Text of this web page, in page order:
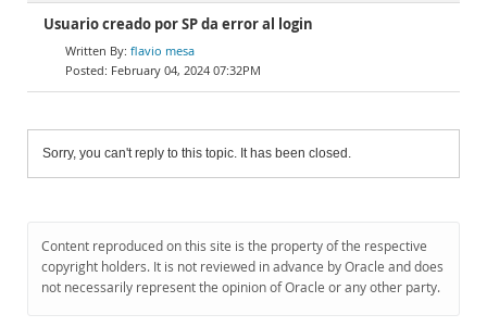
Usuario creado por SP da error al login
flavio mesa
February 04, 2024 07:32PM
Sorry, you can't reply to this topic. It has been closed.
Content reproduced on this site is the property of the respective
copyright holders. It is not reviewed in advance by Oracle and does
not necessarily represent the opinion of Oracle or any other party.